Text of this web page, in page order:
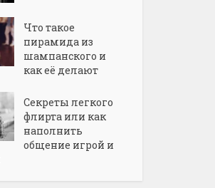
Что такое
пирамида из
шампанского и
как её делают
Секреты легкого
флирта или как
наполнить
общение игрой и